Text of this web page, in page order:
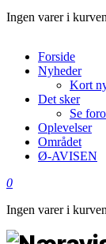
Ingen varer i
Forside
Nyheder
Kort
Det sker
Se
Oplevelser
Området
Ø-AVISEN
0
Ingen varer i